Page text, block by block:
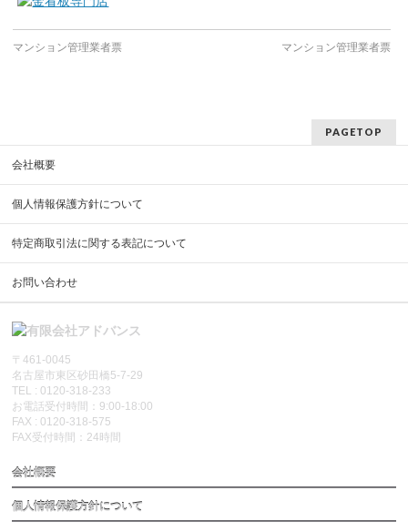
マンション管理業者票 マンション管理業者票
PAGETOP
会社概要
個人情報保護方針について
特定商取引法に関する表記について
お問い合わせ
〒461-0045
名古屋市東区砂田橋5-7-29
TEL : 0120-318-233
お電話受付時間：9:00-18:00
FAX : 0120-318-575
FAX受付時間：24時間
会社概要
個人情報保護方針について